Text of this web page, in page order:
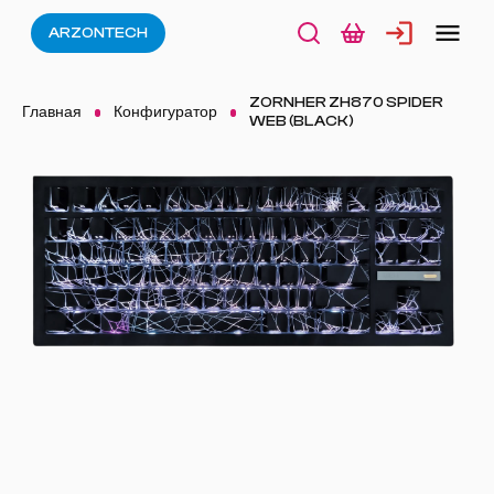
ARZONTECH
Главная Конфигуратор
ZORNHER ZH870 SPIDER
WEB (BLACK)